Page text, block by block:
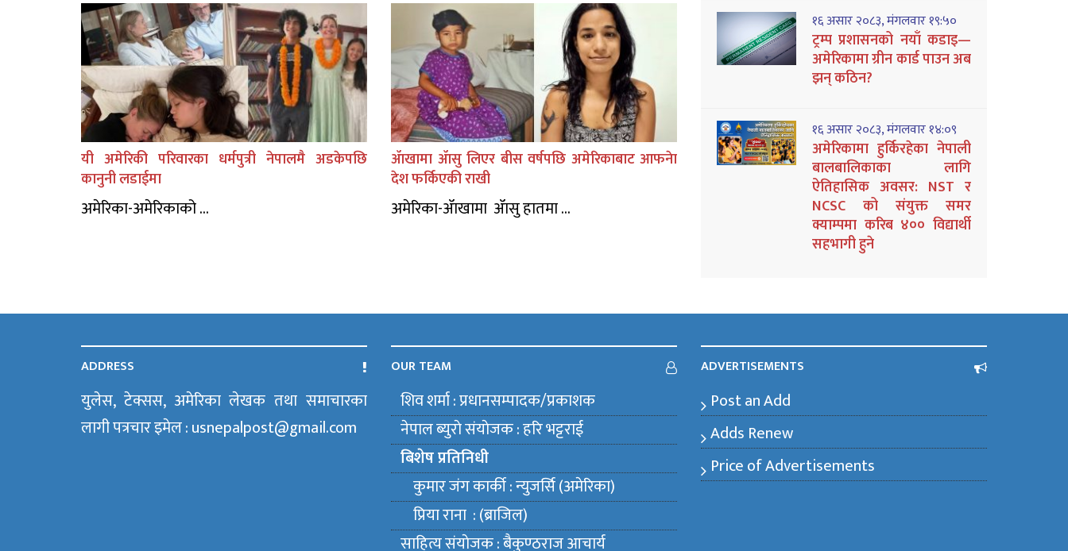
यी अमेरिकी परिवारका धर्मपुत्री नेपालमै अडकेपछि
कानुनी लडाईमा
अमेरिका-अमेरिकाको ...
ॲाखामा ॲासु लिएर बीस वर्षपछि अमेरिकाबाट आफनेा
देश फर्किएकी राखी
अमेरिका-ॲाखामा ॲासु हातमा ...
१६ असार २०८३, मंगलवार १९:५०
ट्रम्प प्रशासनको नयाँ कडाइ—
अमेरिकामा ग्रीन कार्ड पाउन अब
झन् कठिन?
१६ असार २०८३, मंगलवार १४:०९
अमेरिकामा हुर्किरहेका नेपाली
बालबालिकाका लागि
ऐतिहासिक अवसर: NST र
NCSC को संयुक्त समर
क्याम्पमा करिब ४०० विद्यार्थी
सहभागी हुने
ADDRESS
युलेस, टेक्सस, अमेरिका लेखक तथा समाचारका
लागी पत्रचार इमेल : usnepalpost@gmail.com
OUR TEAM
शिव शर्मा : प्रधानसम्पादक/प्रकाशक
नेपाल ब्युराे संयाेजक : हरि भट्टराई
बिशेष प्रतिनिधी
कुमार जंग कार्की : न्युजर्सि (अमेरिका)
प्रिया राना : (ब्राजिल)
साहित्य संयाेजक : बैकुण्ठराज आचार्य
ADVERTISEMENTS
Post an Add
Adds Renew
Price of Advertisements